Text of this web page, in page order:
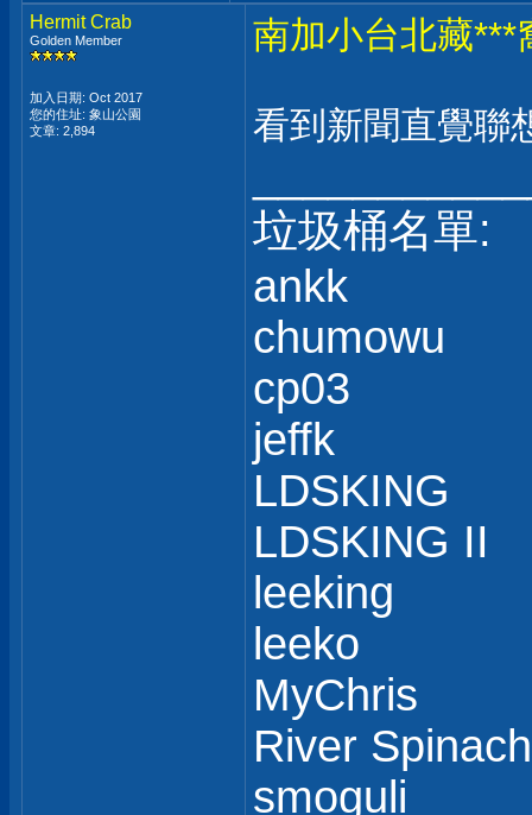
Hermit Crab
Golden Member
加入日期: Oct 2017
您的住址: 象山公園
文章: 2,894
南加小台北藏***
看到新聞直覺聯
垃圾桶名單:
ankk
chumowu
cp03
jeffk
LDSKING
LDSKING II
leeking
leeko
MyChris
River Spinach
smoguli